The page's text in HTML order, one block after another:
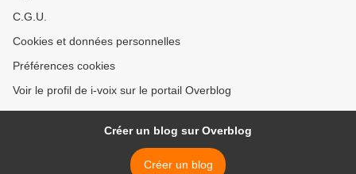
C.G.U.
Cookies et données personnelles
Préférences cookies
Voir le profil de i-voix sur le portail Overblog
Créer un blog sur Overblog
Créer un blog